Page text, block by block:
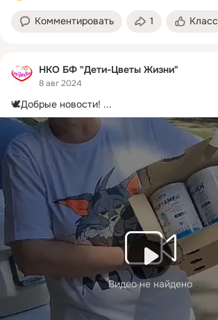
Комментировать 1 Класс
НКО БФ "Дети-Цветы Жизни"
8 авг 2024
🕊Добрые новости! ...
Видео не найдено